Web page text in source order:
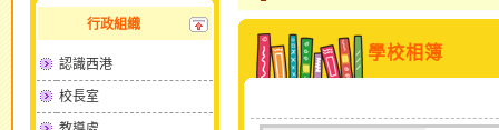
行政組織
認識西港
校長室
學校相簿